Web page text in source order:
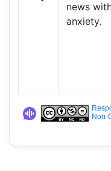
news
anxiety.
Non-